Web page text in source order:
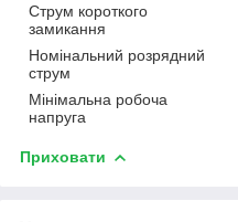
Струм короткого
замикання
Номінальний розрядний
струм
Мінімальна робоча
напруга
Приховати